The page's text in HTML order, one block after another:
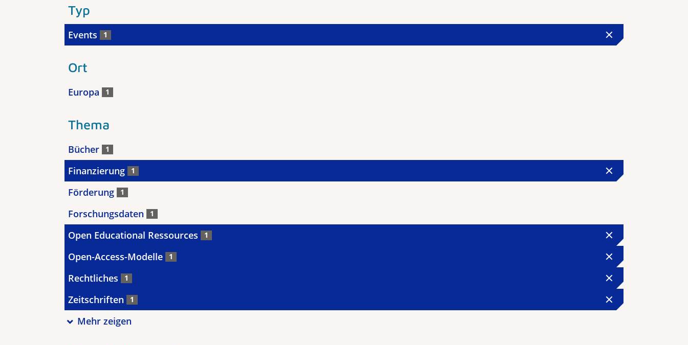
Typ
Events 1
Ort
Europa 1
Thema
Bücher 1
Finanzierung 1
Förderung 1
Forschungsdaten 1
Open Educational Ressources 1
Open-Access-Modelle 1
Rechtliches 1
Zeitschriften 1
Mehr zeigen